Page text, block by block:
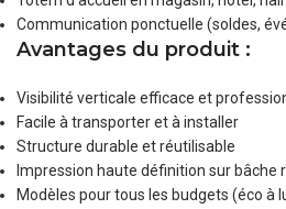
Communication ponctuelle (soldes,
Avantages du produit :
Visibilité verticale efficace et
Facile à transporter et à installer
Structure durable et réutilisable
Impression haute définition sur bâche
Modèles pour tous les budgets (éco à